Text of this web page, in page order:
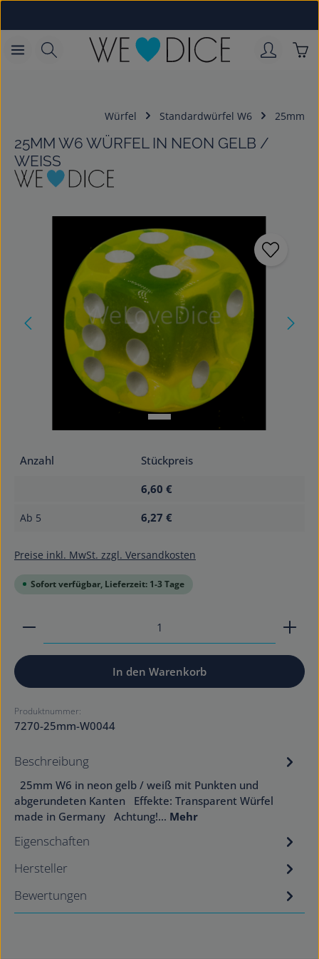
Würfel Standardwürfel W6 25mm
25MM W6 WÜRFEL IN NEON GELB /
WEISS
Anzahl
Stückpreis
6,60 €
Ab 5 6,27 €
Preise inkl. MwSt. zzgl. Versandkosten
Sofort verfügbar, Lieferzeit: 1-3 Tage
Produkt Anzahl: Gib den gewünschten Wert ein
In den Warenkorb
Produktnummer:
7270-25mm-W0044
Beschreibung
25mm W6 in neon gelb / weiß mit Punkten und
abgerundeten Kanten Effekte: Transparent Würfel
made in Germany Achtung!… Mehr
Eigenschaften
Hersteller
Bewertungen